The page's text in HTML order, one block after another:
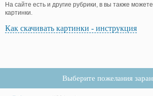
На сайте есть и другие рубрики, в вы также
картинки.
Как скачивать картинки - инструкция
Выберите пожелания